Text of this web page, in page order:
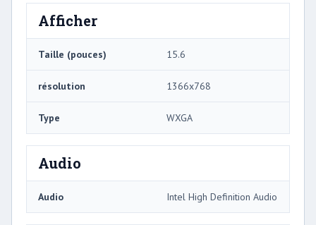
Afficher
Taille (pouces) 15.6
résolution 1366x768
Type WXGA
Audio
Audio Intel High Definition Audio